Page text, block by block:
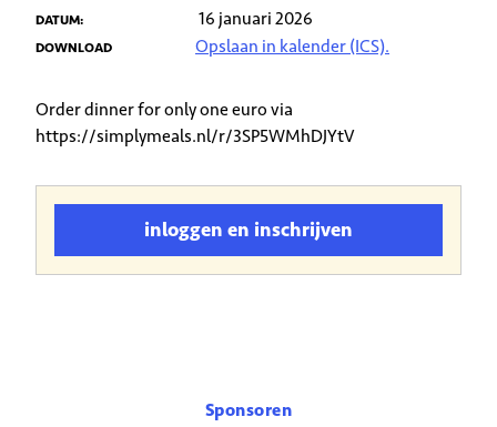
DATUM: 16 januari 2026
DOWNLOAD Opslaan in kalender (ICS).
Order dinner for only one euro via
https://simplymeals.nl/r/3SP5WMhDJYtV
inloggen en inschrijven
Sponsoren